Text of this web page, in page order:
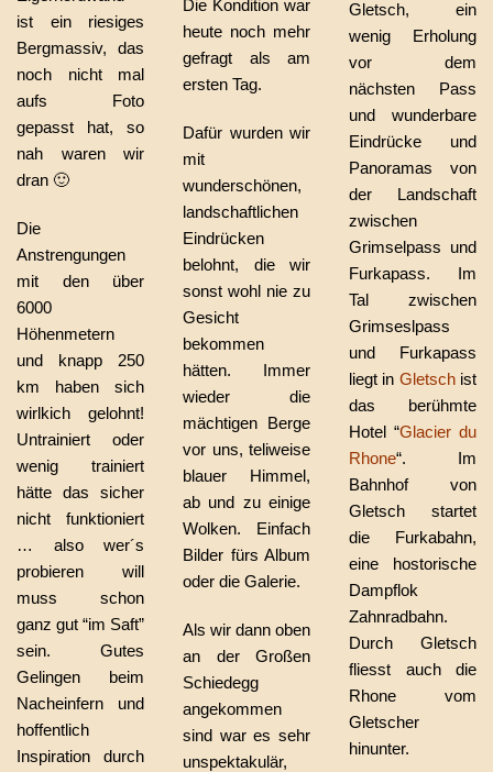
ist ein riesiges
Bergmassiv, das
noch nicht mal
aufs Foto
gepasst hat, so
nah waren wir
dran 🙂
Die
Anstrengungen
mit den über
6000
Höhenmetern
und knapp 250
km haben sich
wirlkich gelohnt!
Untrainiert oder
wenig trainiert
hätte das sicher
nicht funktioniert
… also wer´s
probieren will
muss schon
ganz gut “im Saft”
sein. Gutes
Gelingen beim
Nacheinfern und
hoffentlich
Inspiration durch
Die Kondition war
heute noch mehr
gefragt als am
ersten Tag.
Dafür wurden wir
mit
wunderschönen,
landschaftlichen
Eindrücken
belohnt, die wir
sonst wohl nie zu
Gesicht
bekommen
hätten. Immer
wieder die
mächtigen Berge
vor uns, teliweise
blauer Himmel,
ab und zu einige
Wolken. Einfach
Bilder fürs Album
oder die Galerie.
Als wir dann oben
an der Großen
Schiedegg
angekommen
sind war es sehr
unspektakulär,
Gletsch, ein
wenig Erholung
vor dem
nächsten Pass
und wunderbare
Eindrücke und
Panoramas von
der Landschaft
zwischen
Grimselpass und
Furkapass. Im
Tal zwischen
Grimseslpass
und Furkapass
liegt in Gletschist
das berühmte
Hotel “Glacier du
Rhone“. Im
Bahnhof von
Gletsch startet
die Furkabahn,
eine hostorische
Dampflok
Zahnradbahn.
Durch Gletsch
fliesst auch die
Rhone vom
Gletscher
hinunter.